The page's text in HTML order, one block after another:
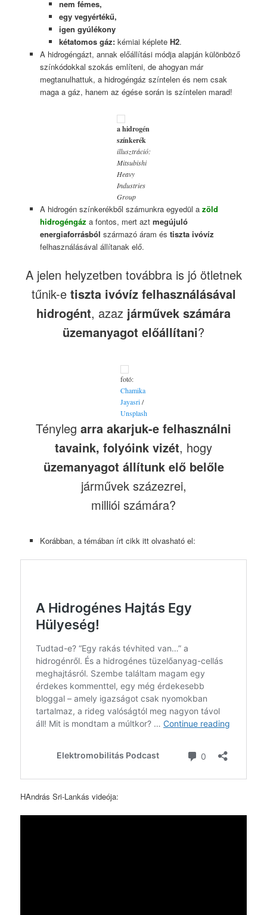
nem fémes,
egy vegyértékű,
igen gyúlékony
kétatomos gáz: kémiai képleteH2.
A hidrogéngázt, annak előállítási módja alapján különböző
színkódokkal szokás említeni, de ahogyan már
megtanulhattuk, a hidrogéngáz színtelen és nem csak
maga a gáz, hanem az égése során is színtelen marad!
a hidrogén
színkerék
illusztráció:
Mitsubishi
Heavy
Industries
Group
A hidrogén színkerékből számunkra egyedül a zöld
hidrogéngáz a fontos, mert azt megújuló
energiaforrásból származó áram és tiszta ivóvíz
felhasználásával állítanak elő.
A jelen helyzetben továbbra is jó ötletnek
tűnik-e tiszta ivóvíz felhasználásával
hidrogént, azaz járművek számára
üzemanyagot előállítani?
fotó:
Chamika
Jayasri/
Unsplash
Tényleg arra akarjuk-e felhasználni
tavaink, folyóink vizét, hogy
üzemanyagot állítunk elő belőle
járművek százezrei,
milliói számára?
Korábban, a témában írt cikk itt olvasható el:
HAndrás Sri-Lankás videója: